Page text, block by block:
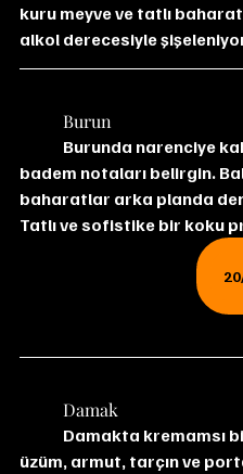
kuru meyve ve tatlı
alkol derecesiyle
	Burun
badem notaları belirgin.
baharatlar arka planda
Tatlı ve sofistike bir koku
	Damak
üzüm, armut, tarçın ve